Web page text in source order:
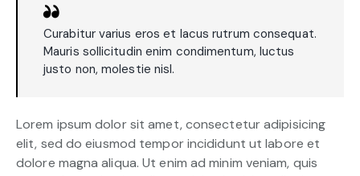
Curabitur varius eros et lacus rutrum consequat.
Mauris sollicitudin enim condimentum, luctus
justo non, molestie nisl.
Lorem ipsum dolor sit amet, consectetur adipisicing
elit, sed do eiusmod tempor incididunt ut labore et
dolore magna aliqua. Ut enim ad minim veniam, quis